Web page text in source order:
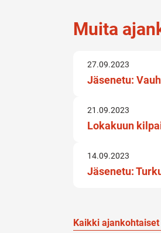
Muita
27.09.2023
Jäsenetu:
21.09.2023
Lokakuun
14.09.2023
Jäsenetu:
Kaikki ajankohtaiset